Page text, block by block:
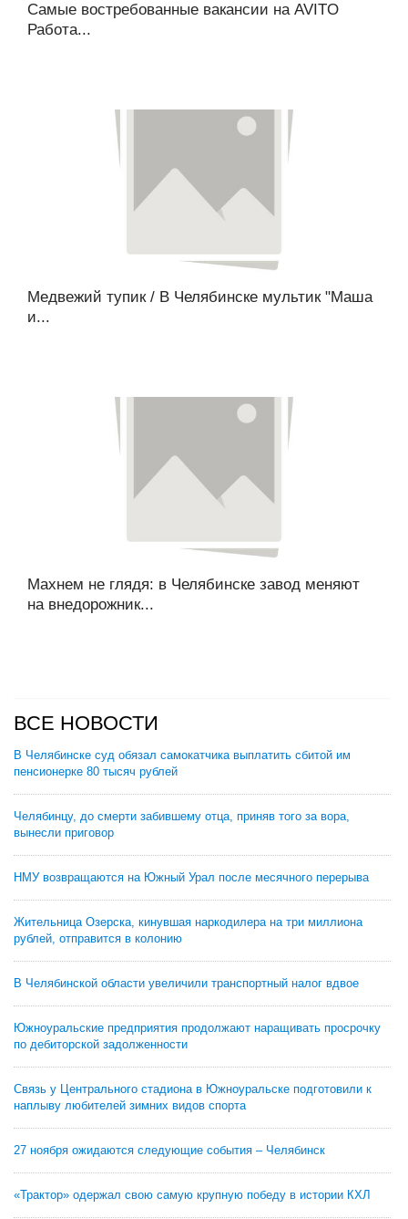
Самые востребованные вакансии на AVITO
Работа...
Медвежий тупик / В Челябинске мультик "Маша
и...
Махнем не глядя: в Челябинске завод меняют
на внедорожник...
ВСЕ НОВОСТИ
В Челябинске суд обязал самокатчика выплатить сбитой им
пенсионерке 80 тысяч рублей
Челябинцу, до смерти забившему отца, приняв того за вора,
вынесли приговор
НМУ возвращаются на Южный Урал после месячного перерыва
Жительница Озерска, кинувшая наркодилера на три миллиона
рублей, отправится в колонию
В Челябинской области увеличили транспортный налог вдвое
Южноуральские предприятия продолжают наращивать просрочку
по дебиторской задолженности
Связь у Центрального стадиона в Южноуральске подготовили к
наплыву любителей зимних видов спорта
27 ноября ожидаются следующие события – Челябинск
«Трактор» одержал свою самую крупную победу в истории КХЛ